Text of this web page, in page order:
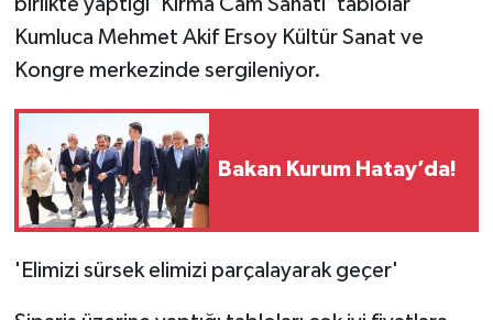
Kumluca Mehmet Akif Ersoy Kültür Sanat ve
Kongre merkezinde sergileniyor.
Bakan Kurum Hatay’da!
'Elimizi sürsek elimizi parçalayarak geçer'